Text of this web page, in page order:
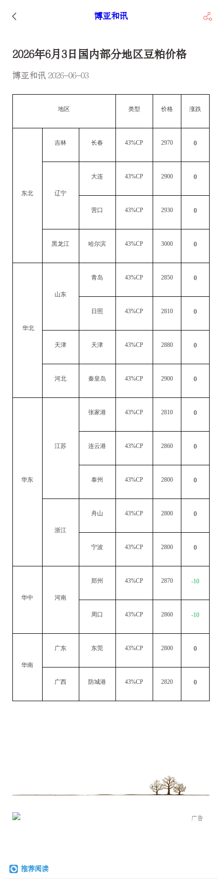
博亚和讯
2026年6月3日国内部分地区豆粕价格
博亚和讯 2026-06-03
地区 类型 价格 涨跌
东北
吉林 长春 43%CP 2970 0
辽宁
大连 43%CP 2900 0
营口 43%CP 2930 0
黑龙江 哈尔滨 43%CP 3000 0
华北
山东
青岛 43%CP 2850 0
日照 43%CP 2810 0
天津 天津 43%CP 2880 0
河北 秦皇岛 43%CP 2900 0
华东
江苏
张家港 43%CP 2810 0
连云港 43%CP 2860 0
泰州 43%CP 2800 0
浙江
舟山 43%CP 2800 0
宁波 43%CP 2800 0
华中 河南
郑州 43%CP 2870 -10
周口 43%CP 2860 -10
华南
广东 东莞 43%CP 2800 0
广西 防城港 43%CP 2820 0
广告
推荐阅读